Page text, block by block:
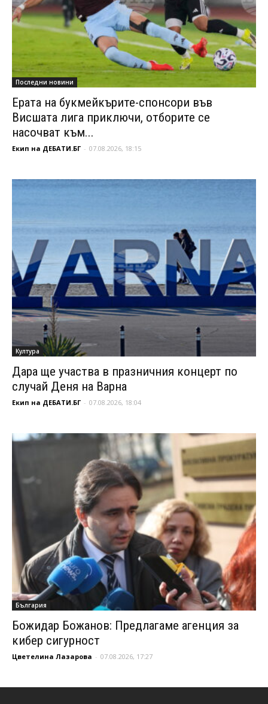
Последни новини
Ерата на букмейкърите-спонсори във
Висшата лига приключи, отборите се
насочват към...
Екип на ДЕБАТИ.БГ - 07.08.2026, 18:15
Култура
Дара ще участва в празничния концерт по
случай Деня на Варна
Екип на ДЕБАТИ.БГ - 07.08.2026, 18:04
България
Божидар Божанов: Предлагаме агенция за
кибер сигурност
Цветелина Лазарова - 07.08.2026, 17:27